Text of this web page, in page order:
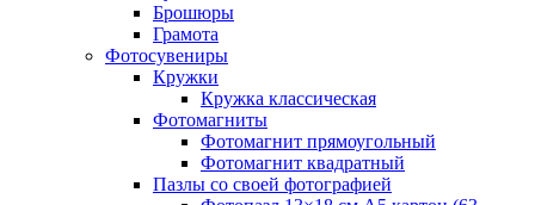
Брошюры
Грамота
Фотосувениры
Кружки
Кружка классическая
Фотомагниты
Фотомагнит прямоугольный
Фотомагнит квадратный
Пазлы со своей фотографией